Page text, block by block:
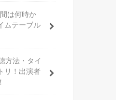
は何時か
ムテーブル
方法・タイ
リ！出演者